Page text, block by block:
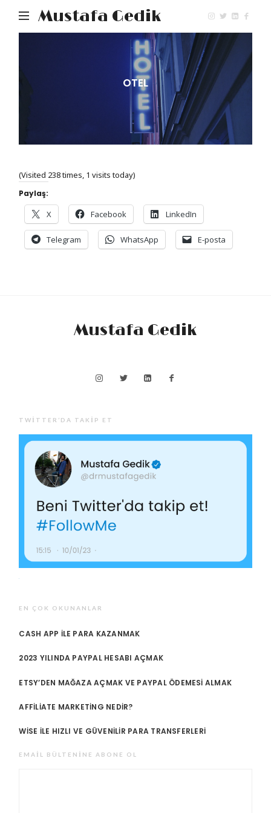
Mustafa Gedik
OTEL
(Visited 238 times, 1 visits today)
Paylaş:
X Facebook LinkedIn
Telegram WhatsApp E-posta
Mustafa Gedik
TWITTER’DA TAKIP ET
EN ÇOK OKUNANLAR
CASH APP ILE PARA KAZANMAK
2023 YILINDA PAYPAL HESABI AÇMAK
ETSY’DEN MAĞAZA AÇMAK VE PAYPAL ÖDEMESI ALMAK
AFFILIATE MARKETING NEDIR?
WISE ILE HIZLI VE GÜVENILIR PARA TRANSFERLERI
EMAIL BÜLTENINE ABONE OL